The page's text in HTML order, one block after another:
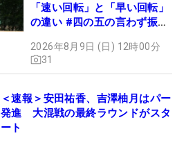
「速い回転」と「早い回転」
の違い #四の五の言わず振り
2026年8月9日 (日) 12時00分
31
＜速報＞安田祐香、吉澤柚月はパー
発進 大混戦の最終ラウンドがスタ
ート